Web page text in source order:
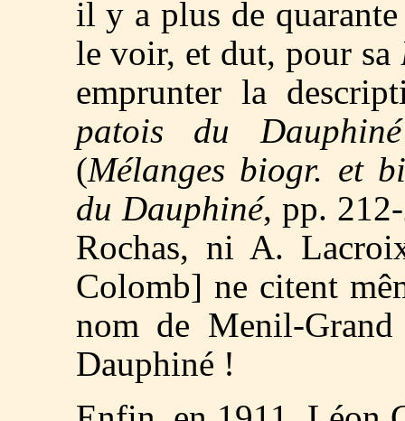
il y a plus de
le voir, et dut, pour sa
emprunter la
patois du Dauphiné
(Mélanges biogr. et
du Dauphiné, pp.
Rochas, ni A.
Colomb] ne citent
nom de Menil-
Dauphiné !